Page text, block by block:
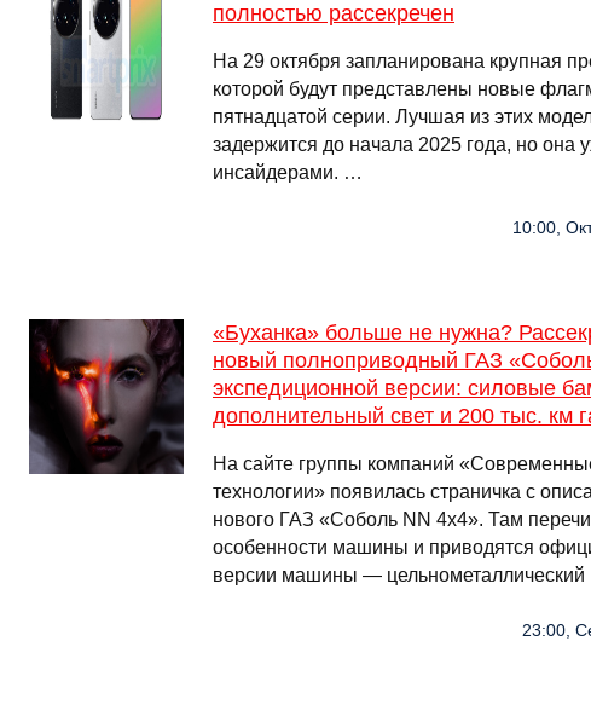
полностью рассекречен
На 29 октября запланирована крупная
которой будут представлены новые
пятнадцатой серии. Лучшая из этих
задержится до начала 2025 года, но она
инсайдерами. …
10:00,
«Буханка» больше не нужна?
новый полноприводный ГАЗ
экспедиционной версии: силовые
дополнительный свет и 200 тыс. км
На сайте группы компаний
технологии» появилась страничка с
нового ГАЗ «Соболь NN 4х4». Там
особенности машины и приводятся
версии машины —
23:00,